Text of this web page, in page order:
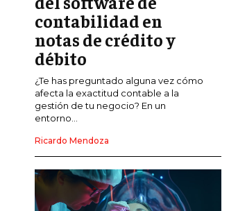
MARKETING B2C
FRANQUICIAS
MARKETING DE INFLUENCERS
E-COMMERCE
GESTIÓN DE CRISIS EMPRESARIALES
contabilidad en
notas de crédito y
débito
¿Te has preguntado alguna vez cómo
afecta la exactitud contable a la
gestión de tu negocio? En un
entorno...
Ricardo Mendoza